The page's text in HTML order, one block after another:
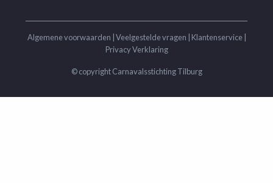
Algemene voorwaarden Veelgestelde vragen Klantenservice|
Privacy Verklaring
© copyright Carnavalsstichting Tilburg